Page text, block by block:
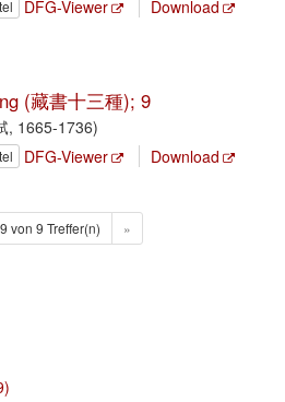
DFG-Viewer Download
(藏書十三種); 9
, 1665-1736)
DFG-Viewer Download
von 9 Treffer(n) »